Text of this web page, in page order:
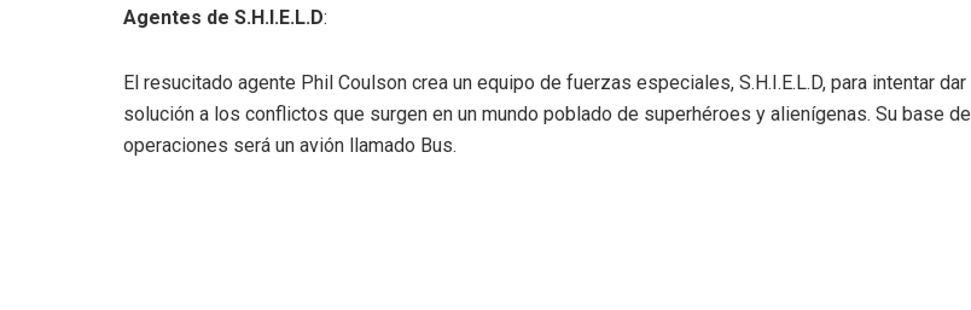
Agentes de S.H.I.E.L.D:
El resucitado agente Phil Coulson crea un equipo de fuerzas especiales, S.H.I.E.L.D, para intentar dar
solución a los conflictos que surgen en un mundo poblado de superhéroes y alienígenas. Su base de
operaciones será un avión llamado Bus.